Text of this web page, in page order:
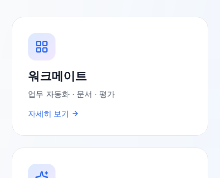
워크메이트
업무 자동화 · 문서 · 평가
자세히 보기